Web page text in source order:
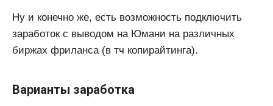
Ну и конечно же, есть возможность подключить
заработок с выводом на Юмани на различных
биржах фриланса (в тч копирайтинга).
Варианты заработка